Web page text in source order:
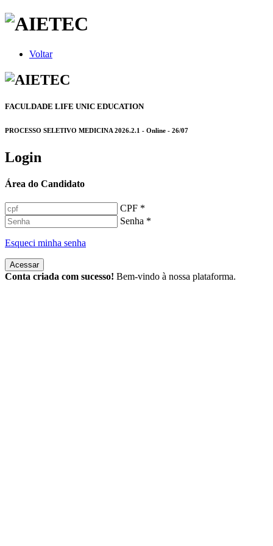
Voltar
FACULDADE LIFE UNIC EDUCATION
PROCESSO SELETIVO MEDICINA 2026.2.1 - Online - 26/07
Login
Área do Candidato
CPF *
Senha *
Esqueci minha senha
Acessar
Conta criada com sucesso! Bem-vindo à nossa plataforma.